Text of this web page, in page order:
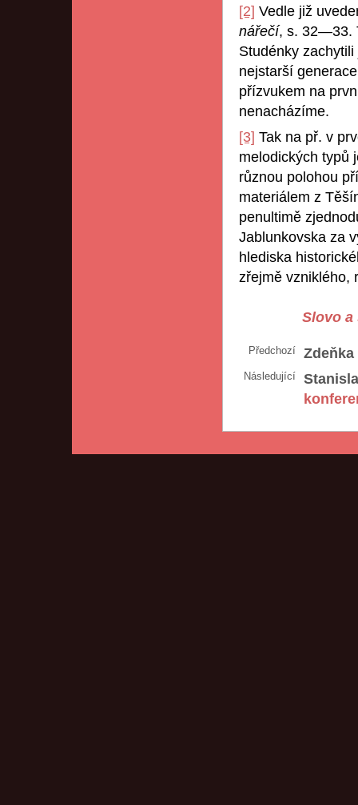
[2] Vedle již
nářečí, s. 32—33.
Studénky
nejstarší
přízvukem na
nenacházíme.
[3] Tak na př. v
melodických typů
různou polohou
materiálem z
penultimě
Jablunkovska za
hlediska
zřejmě vzniklého,
Slovo a
Předchozí
Následující